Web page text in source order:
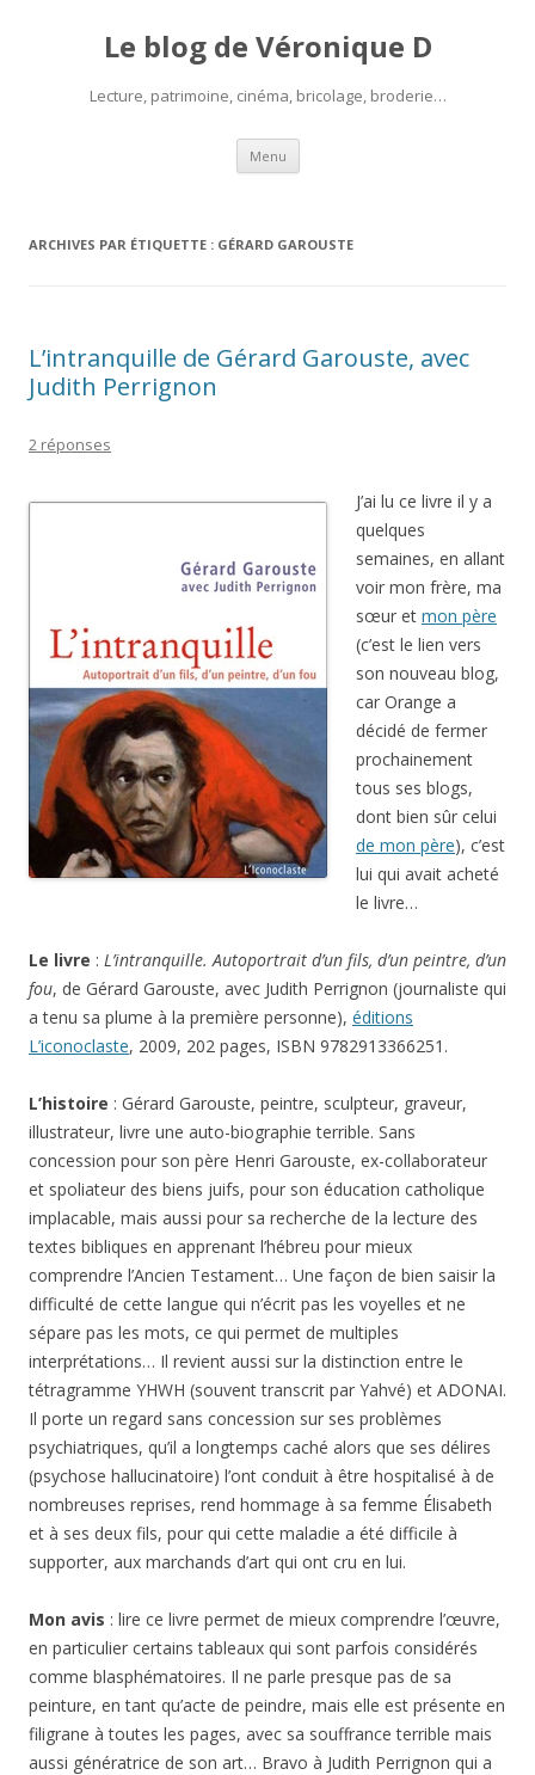
Le blog de Véronique D
Lecture, patrimoine, cinéma, bricolage, broderie…
Menu Aller
contenu
ARCHIVES PAR ÉTIQUETTE : GÉRARD GAROUSTE
L’intranquille de Gérard Garouste, avec
Judith Perrignon
2 réponses
J’ai lu ce livre il y a
quelques
semaines, en allant
voir mon frère, ma
sœur et mon père
(c’est le lien vers
son nouveau blog,
car Orange a
décidé de fermer
prochainement
tous ses blogs,
dont bien sûr celui
de mon père), c’est
lui qui avait acheté
le livre…
Le livre : L’intranquille. Autoportrait d’un fils, d’un peintre, d’un
fou, de Gérard Garouste, avec Judith Perrignon (journaliste qui
a tenu sa plume à la première personne), éditions
L’iconoclaste, 2009, 202 pages, ISBN 9782913366251.
L’histoire : Gérard Garouste, peintre, sculpteur, graveur,
illustrateur, livre une auto-biographie terrible. Sans
concession pour son père Henri Garouste, ex-collaborateur
et spoliateur des biens juifs, pour son éducation catholique
implacable, mais aussi pour sa recherche de la lecture des
textes bibliques en apprenant l’hébreu pour mieux
comprendre l’Ancien Testament… Une façon de bien saisir la
difficulté de cette langue qui n’écrit pas les voyelles et ne
sépare pas les mots, ce qui permet de multiples
interprétations… Il revient aussi sur la distinction entre le
tétragramme YHWH (souvent transcrit par Yahvé) et ADONAI.
Il porte un regard sans concession sur ses problèmes
psychiatriques, qu’il a longtemps caché alors que ses délires
(psychose hallucinatoire) l’ont conduit à être hospitalisé à de
nombreuses reprises, rend hommage à sa femme Élisabeth
et à ses deux fils, pour qui cette maladie a été difficile à
supporter, aux marchands d’art qui ont cru en lui.
Mon avis : lire ce livre permet de mieux comprendre l’œuvre,
en particulier certains tableaux qui sont parfois considérés
comme blasphématoires. Il ne parle presque pas de sa
peinture, en tant qu’acte de peindre, mais elle est présente en
filigrane à toutes les pages, avec sa souffrance terrible mais
aussi génératrice de son art… Bravo à Judith Perrignon qui a